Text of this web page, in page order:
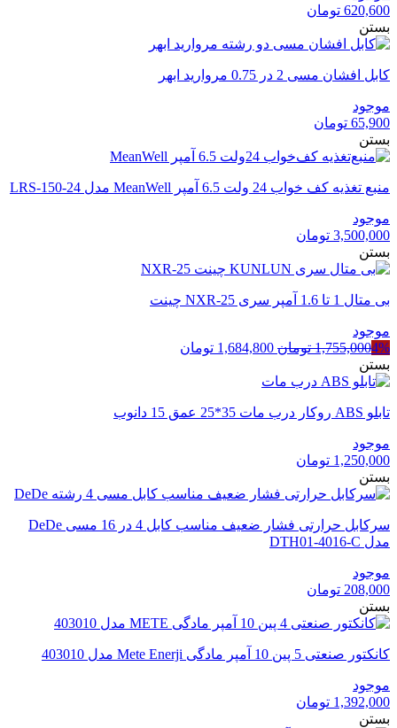
620,600 تومان
بستن
کابل افشان مسی 2 در 0.75 مروارید ابهر
موجود
65,900 تومان
بستن
منبع تغذیه کف خواب 24 ولت 6.5 آمپر MeanWell مدل LRS-150-24
موجود
3,500,000 تومان
بستن
بی متال 1 تا 1.6 آمپر سری NXR-25 چینت
موجود
4%
1,755,000 تومان قیمت
1,684,800 تومان
بستن
تابلو ABS روکار درب مات 35*25 عمق 15 دانوب
موجود
1,250,000 تومان
بستن
سرکابل حرارتی فشار ضعیف مناسب کابل 4 در 16 مسی DeDe
مدل DTH01-4016-C
موجود
208,000 تومان
بستن
کانکتور صنعتی 5 پین 10 آمپر مادگی Mete Enerji مدل 403010
موجود
1,392,000 تومان
بستن